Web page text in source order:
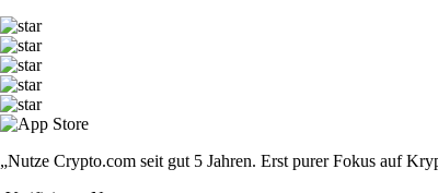
„Nutze Crypto.com seit gut 5 Jahren. Erst purer Fokus auf